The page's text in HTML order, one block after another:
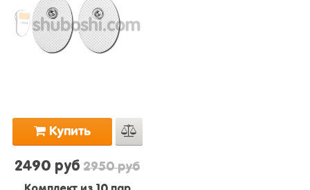
Купить
2490 руб 2950 руб